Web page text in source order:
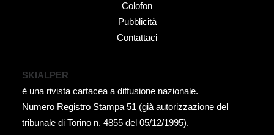
Colofon
Pubblicità
Contattaci
SKIALPER
è una rivista cartacea a diffusione nazionale.
Numero Registro Stampa 51 (già autorizzazione del
tribunale di Torino n. 4855 del 05/12/1995).